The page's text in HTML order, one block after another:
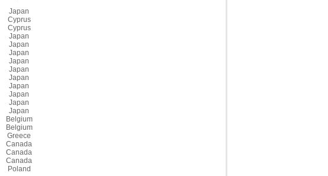
Japan
Cyprus
Cyprus
Japan
Japan
Japan
Japan
Japan
Japan
Japan
Japan
Japan
Japan
Belgium
Belgium
Greece
Canada
Canada
Canada
Poland